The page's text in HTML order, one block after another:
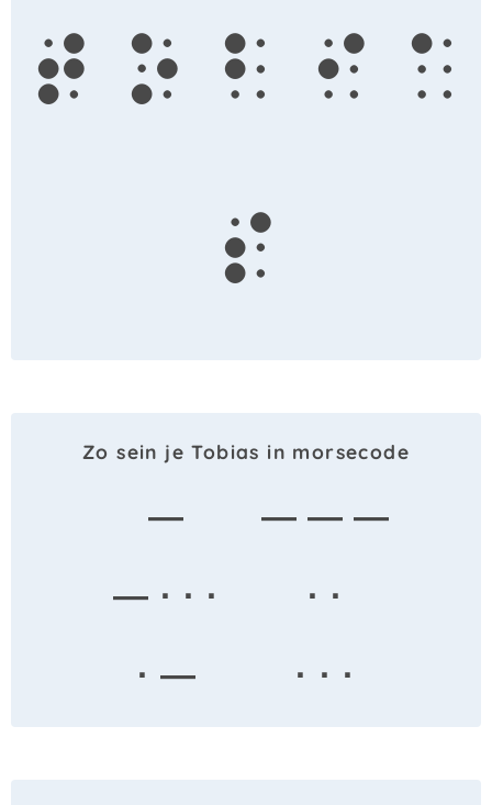
t o b i a
s
Zo sein je Tobias in morsecode
—
— — —
— · · ·
· ·
· —
· · ·